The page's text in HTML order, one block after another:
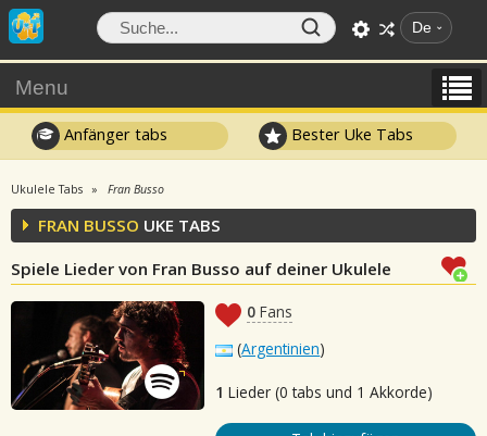
De
Menu
Anfänger tabs Bester Uke Tabs
Ukulele Tabs Fran Busso
FRAN BUSSO UKE TABS
Spiele Lieder von Fran Busso auf deiner Ukulele
0 Fans
(Argentinien)
1 Lieder (0 tabs und 1 Akkorde)